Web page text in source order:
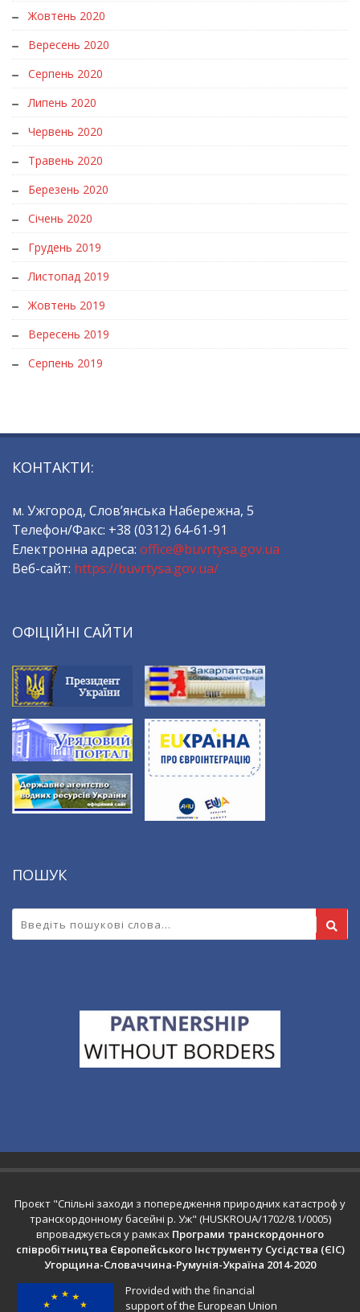
Жовтень 2020
Вересень 2020
Серпень 2020
Липень 2020
Червень 2020
Травень 2020
Березень 2020
Січень 2020
Грудень 2019
Листопад 2019
Жовтень 2019
Вересень 2019
Серпень 2019
КОНТАКТИ:
м. Ужгород, Слов’янська Набережна, 5
Телефон/Факс: +38 (0312) 64-61-91
Електронна адреса: office@buvrtysa.gov.ua
Веб-сайт: https://buvrtysa.gov.ua/
ОФІЦІЙНІ САЙТИ
ПОШУК
Проєкт "Спільні заходи з попередження природних катастроф у
транскордонному басейні р. Уж" (HUSKROUA/1702/8.1/0005)
впроваджується у рамках Програми транскордонного
співробітництва Європейського Інструменту Сусідства (ЄІС)
Угорщина-Словаччина-Румунія-Україна 2014-2020
Provided with the financial
support of the European Union